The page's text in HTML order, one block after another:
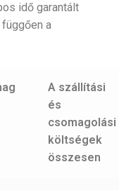
idő garantált
a
A szállítási
és
csomagolási
költségek
összesen